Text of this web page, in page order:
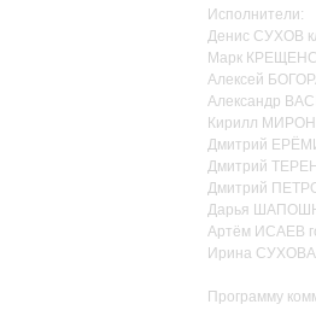
Исполнители:
Денис СУХОВ
Марк
Алексей
Александр
Кирилл МИРОН
Дмитрий
Дмитрий
Дмитрий
Дарья
Артём ИСАЕВ
Ирина СУХОВА
Программу